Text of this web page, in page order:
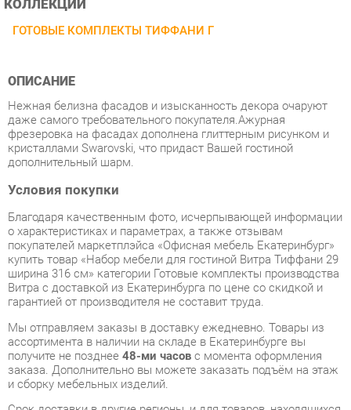
ОПИСАНИЕ
даже самого требовательного покупателя.Ажурная
фрезеровка на фасадах дополнена глиттерным рисунком и
кристаллами Swarovski, что придаст Вашей гостиной
дополнительный шарм.
Условия покупки
Благодаря качественным фото, исчерпывающей информации
покупателей маркетплэйса «Офисная мебель Екатеринбург»
ширина 316 см» категории Готовые комплекты производства
Витра с доставкой из Екатеринбурга по цене со скидкой и
гарантией от производителя не составит труда.
Мы отправляем заказы в доставку ежедневно. Товары из
ассортимента в наличии на складе в Екатеринбурге вы
получите не позднее48-ми часовс момента оформления
и сборку мебельных изделий.
Срок доставки в другие регионы, и для товаров, находящихся
на складах производителей, рассчитывается индивидуально.
Уточнить наличие, срок и стоимость доставки вы можете
через форму обратной связи